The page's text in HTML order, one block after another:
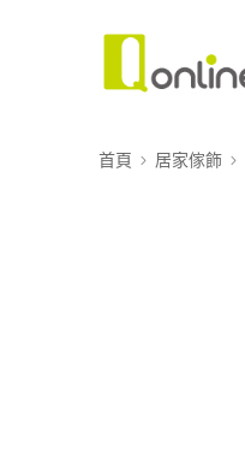
首頁 居家傢飾